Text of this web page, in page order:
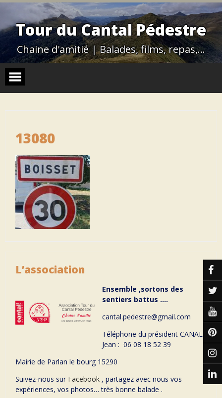
Skip
contentTour du Cantal Pédestre
Chaine d'amitié | Balades, films, repas,…
13080
L’association
Ensemble ,sortons des
sentiers battus ….
cantal.pedestre@gmail.com
Téléphone du président CANAL
Jean : 06 08 18 52 39
Mairie de Parlan le bourg 15290
Suivez-nous sur Facebook , partagez avec nous vos
expériences, vos photos… très bonne balade .